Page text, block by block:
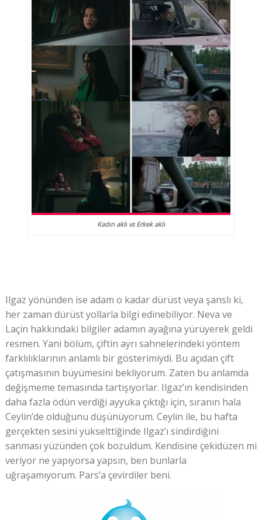
Kadın aklı vs Erkek aklı
Ilgaz yönünden ise adam o kadar dürüst veya şanslı ki,
her zaman dürüst yollarla bilgi edinebiliyor. Neva ve
Laçin hakkındaki bilgiler adamın ayağına yürüyerek geldi
resmen. Yani bölüm, çiftin ayrı sahnelerindeki yöntem
farklılıklarının anlamlı bir gösterimiydi. Bu açıdan çift
çatışmasının büyümesini bekliyorum. Zaten bu anlamda
değişmeme temasında tartışıyorlar. Ilgaz’ın kendisinden
daha fazla ödün verdiği ayyuka çıktığı için, sıranın hala
Ceylin’de olduğunu düşünüyorum. Ceylin ile, bu hafta
gerçekten sesini yükselttiğinde Ilgaz’ı sindirdiğini
sanması yüzünden çok bozuldum. Kendisine çekidüzen mi
veriyor ne yapıyorsa yapsın, ben bunlarla
uğraşamıyorum. Pars’a çevirdiler beni.